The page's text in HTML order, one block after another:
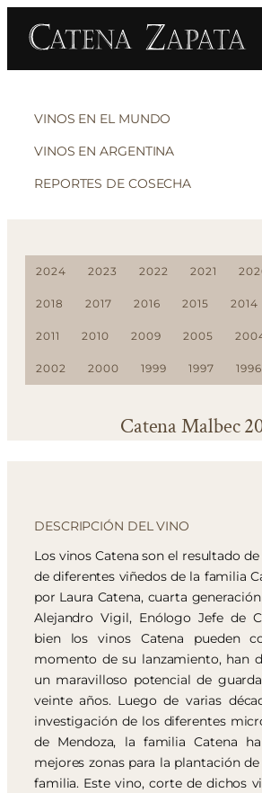
VINOS EN EL MUNDO
VINOS EN ARGENTINA
REPORTES DE COSECHA
2024 2023 2022 2021
2018 2017 2016 2015 2014
2011 2010 2009 2005
2002 2000 1999 1997 1996
Catena Malbec
DESCRIPCIÓN DEL VINO
Los vinos Catena son el resultado
de diferentes viñedos de la familia
por Laura Catena, cuarta
Alejandro Vigil, Enólogo Jefe de
bien los vinos Catena pueden
momento de su lanzamiento, han
un maravilloso potencial de
veinte años. Luego de varias
investigación de los diferentes
de Mendoza, la familia Catena
mejores zonas para la plantación
familia. Este vino, corte de dichos